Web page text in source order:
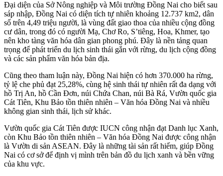
Đại diện của Sở Nông nghiệp và Môi trường Đồng Nai cho biết sau
sáp nhập, Đồng Nai có diện tích tự nhiên khoảng 12.737 km2, dân
số trên 4,49 triệu người, là vùng đất giao thoa của nhiều cộng đồng
cư dân, trong đó có người Mạ, Chơ Ro, S’tiêng, Hoa, Khmer, tạo
nên kho tàng văn hóa dân gian phong phú. Đây là nền tảng quan
trọng để phát triển du lịch sinh thái gắn với rừng, du lịch cộng đồng
và các sản phẩm văn hóa bản địa.
Cũng theo tham luận này, Đồng Nai hiện có hơn 370.000 ha rừng,
tỷ lệ che phủ đạt 25,28%, cùng hệ sinh thái tự nhiên rất đa dạng với
hồ Trị An, hồ Cần Đơn, núi Chứa Chan, núi Bà Rá, Vườn quốc gia
Cát Tiên, Khu Bảo tồn thiên nhiên – Văn hóa Đồng Nai và nhiều
không gian sinh thái, lịch sử khác.
Vườn quốc gia Cát Tiên được IUCN công nhận đạt Danh lục Xanh,
còn Khu Bảo tồn thiên nhiên – Văn hóa Đồng Nai được công nhận
là Vườn di sản ASEAN. Đây là những tài sản rất hiếm, giúp Đồng
Nai có cơ sở để định vị mình trên bản đồ du lịch xanh và bền vững
của khu vực.